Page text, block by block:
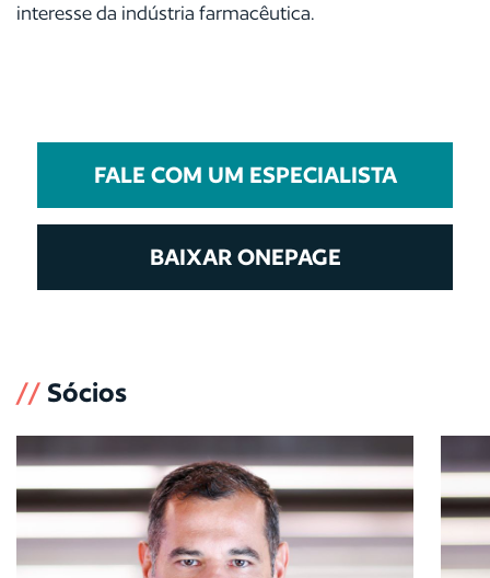
interesse da indústria farmacêutica.
FALE COM UM ESPECIALISTA
BAIXAR ONEPAGE
// Sócios